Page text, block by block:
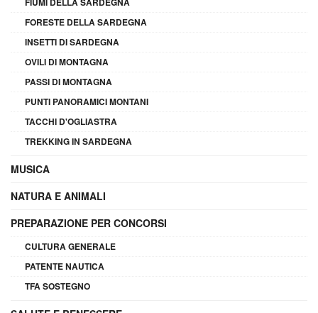
FORESTE DELLA SARDEGNA
INSETTI DI SARDEGNA
OVILI DI MONTAGNA
PASSI DI MONTAGNA
PUNTI PANORAMICI MONTANI
TACCHI D'OGLIASTRA
TREKKING IN SARDEGNA
MUSICA
NATURA E ANIMALI
PREPARAZIONE PER CONCORSI
CULTURA GENERALE
PATENTE NAUTICA
TFA SOSTEGNO